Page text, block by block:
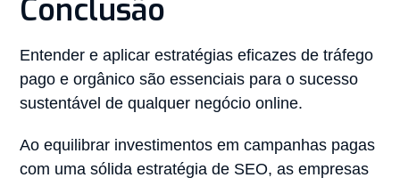
Conclusão
Entender e aplicar estratégias eficazes de tráfego
pago e orgânico são essenciais para o sucesso
sustentável de qualquer negócio online.
Ao equilibrar investimentos em campanhas pagas
com uma sólida estratégia de SEO, as empresas